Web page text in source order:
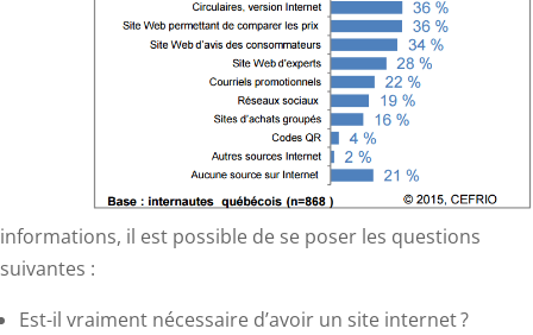
informations, il est possible de se poser les questions
suivantes :
Est-il vraiment nécessaire d’avoir un site internet ?